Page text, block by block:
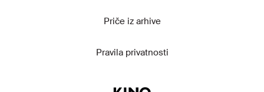
Priče iz arhive
Pravila privatnosti